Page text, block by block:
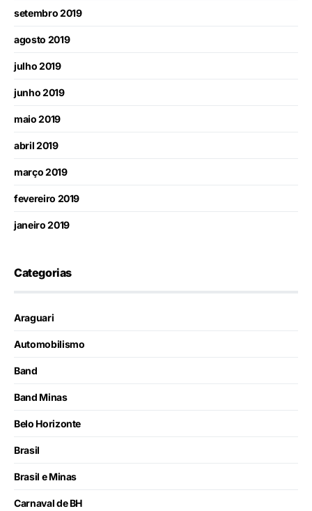
setembro 2019
agosto 2019
julho 2019
junho 2019
maio 2019
abril 2019
março 2019
fevereiro 2019
janeiro 2019
Categorias
Araguari
Automobilismo
Band
Band Minas
Belo Horizonte
Brasil
Brasil e Minas
Carnaval de BH